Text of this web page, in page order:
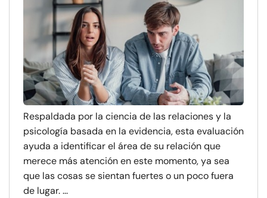
Respaldada por la ciencia de las relaciones y la
psicología basada en la evidencia, esta evaluación
ayuda a identificar el área de su relación que
merece más atención en este momento, ya sea
que las cosas se sientan fuertes o un poco fuera
de lugar. ...